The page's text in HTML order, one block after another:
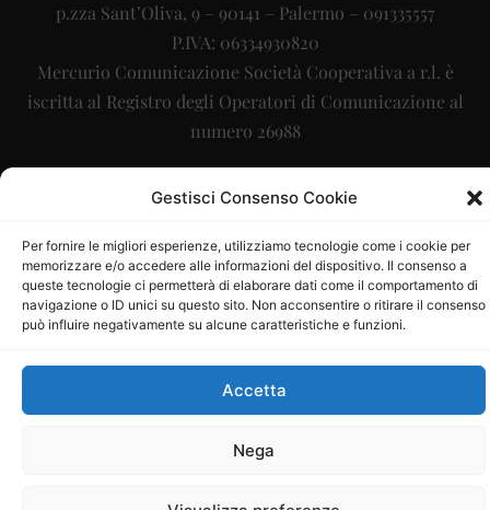
Gestisci Consenso Cookie
Per fornire le migliori esperienze, utilizziamo tecnologie come i cookie per
memorizzare e/o accedere alle informazioni del dispositivo. Il consenso a
queste tecnologie ci permetterà di elaborare dati come il comportamento di
navigazione o ID unici su questo sito. Non acconsentire o ritirare il consenso
può influire negativamente su alcune caratteristiche e funzioni.
Accetta
Nega
p.zza Sant’Oliva, 9 – 90141 – Palermo – 091335557
P.IVA: 06334930820
Mercurio Comunicazione Società Cooperativa a r.l. è
iscritta al Registro degli Operatori di Comunicazione al
numero 26988